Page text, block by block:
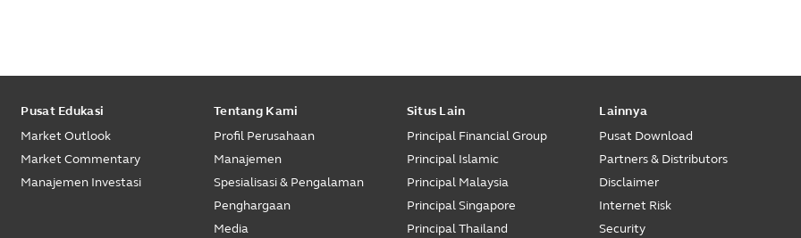
Pusat Edukasi
Market Outlook
Market Commentary
Manajemen Investasi
Tentang Kami
Profil Perusahaan
Manajemen
Spesialisasi & Pengalaman
Penghargaan
Media
Situs Lain
Principal Financial Group
Principal Islamic
Principal Malaysia
Principal Singapore
Principal Thailand
Lainnya
Pusat Download
Partners & Distributors
Disclaimer
Internet Risk
Security